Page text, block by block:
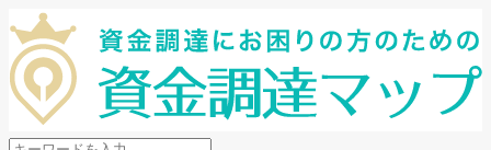
メニューを開閉